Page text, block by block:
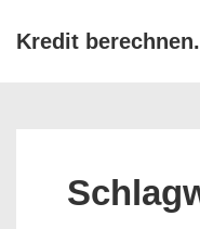
ZumKredit